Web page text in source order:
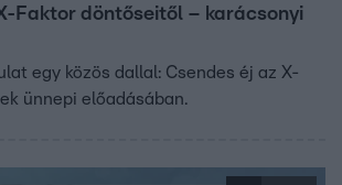
Faktor döntőseitől – karácsonyi
egy közös dallal: Csendes éj az X-
ünnepi előadásában.